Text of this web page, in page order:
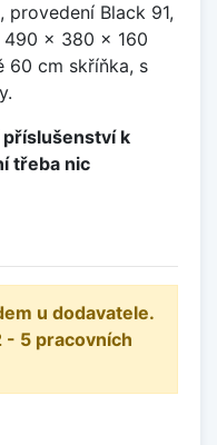
Black 91,
490 x 380 x 160
60 cm skříňka, s
k
třeba nic
u dodavatele.
- 5 pracovních